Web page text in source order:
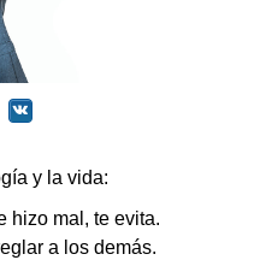
y la vida:
hizo mal, te evita.
a los demás.